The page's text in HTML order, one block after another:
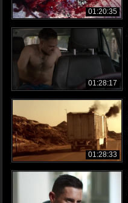
01:20:35
01:28:17
01:28:33